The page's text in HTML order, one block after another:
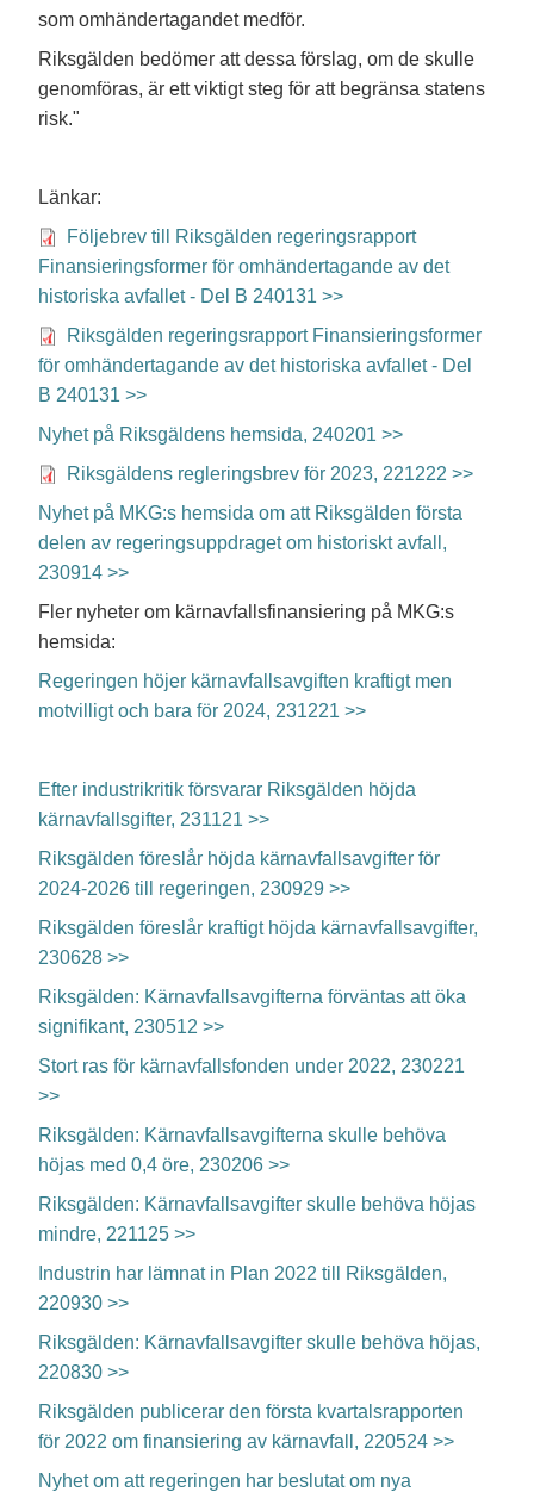
som omhändertagandet medför.
Riksgälden bedömer att dessa förslag, om de skulle
genomföras, är ett viktigt steg för att begränsa statens
risk."
Länkar:
Följebrev till Riksgälden regeringsrapport
Finansieringsformer för omhändertagande av det
historiska avfallet - Del B 240131 >>
Riksgälden regeringsrapport Finansieringsformer
för omhändertagande av det historiska avfallet - Del
B 240131 >>
Nyhet på Riksgäldens hemsida, 240201 >>
Riksgäldens regleringsbrev för 2023, 221222 >>
Nyhet på MKG:s hemsida om att Riksgälden första
delen av regeringsuppdraget om historiskt avfall,
230914 >>
Fler nyheter om kärnavfallsfinansiering på MKG:s
hemsida:
Regeringen höjer kärnavfallsavgiften kraftigt men
motvilligt och bara för 2024, 231221 >>
Efter industrikritik försvarar Riksgälden höjda
kärnavfallsgifter, 231121 >>
Riksgälden föreslår höjda kärnavfallsavgifter för
2024-2026 till regeringen, 230929 >>
Riksgälden föreslår kraftigt höjda kärnavfallsavgifter,
230628 >>
Riksgälden: Kärnavfallsavgifterna förväntas att öka
signifikant, 230512 >>
Stort ras för kärnavfallsfonden under 2022, 230221
>>
Riksgälden: Kärnavfallsavgifterna skulle behöva
höjas med 0,4 öre, 230206 >>
Riksgälden: Kärnavfallsavgifter skulle behöva höjas
mindre, 221125 >>
Industrin har lämnat in Plan 2022 till Riksgälden,
220930 >>
Riksgälden: Kärnavfallsavgifter skulle behöva höjas,
220830 >>
Riksgälden publicerar den första kvartalsrapporten
för 2022 om finansiering av kärnavfall, 220524 >>
Nyhet om att regeringen har beslutat om nya